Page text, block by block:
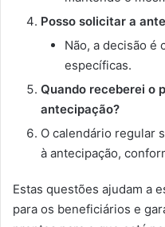
Posso solicitar a
Não, a decisão é
específicas.
Quando receberei o
antecipação?
O calendário regular
à antecipação,
Estas questões ajudam a
para os beneficiários e